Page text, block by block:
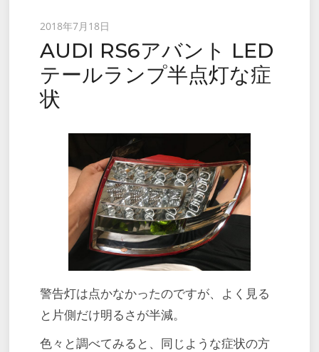
Posted
on
2018年7月18日
AUDI RS6アバント LED
テールランプ半点灯な症
状
警告灯は点かなかったのですが、よく見る
と片側だけ明るさが半減。
色々と調べてみると、同じような症状の方